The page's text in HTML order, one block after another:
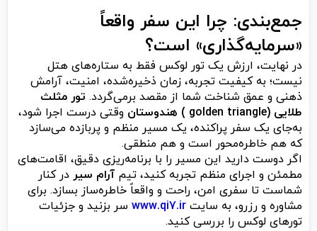
جمع‌بندی: چرا این سفر واقعاً
«سرمایه‌گذاری» است؟
در نهایت، ارزش یک تور لوکس فقط به ستاره‌های هتل
نیست؛ به کیفیت تجربه، زمان ذخیره‌شده، امنیت، آرامش
ذهنی و عمق شناخت شما از مقصد برمی‌گردد. تور مثلث
طلایی (golden triangle ) هندوستان
وقتی درست اجرا شود،
به‌جای یک سفر پراکنده، یک مسیر منظم و پربازده می‌سازد
که هم خاطره‌محور است و هم منطقی.
اگر دوست دارید این مسیر را با برنامه‌ریزی دقیق، اقامت‌های
مطمئن و اجرای منظم تجربه کنید، تیم آرام سیر در کنار
شماست تا سفری امن، راحت و واقعاً خاطره‌ساز بسازد. برای
مشاوره و رزرو، به سایت www.qi7.ir سر بزنید و جزئیات
تورهای لوکس را بررسی کنید.